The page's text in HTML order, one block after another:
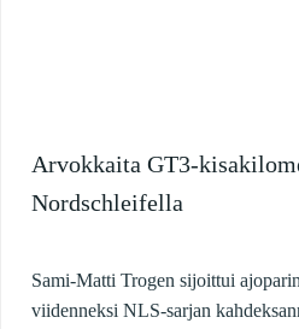
Arvokkaita GT3-
Nordschleifella
Sami-Matti Trogen sijoittui
viidenneksi NLS-sarjan